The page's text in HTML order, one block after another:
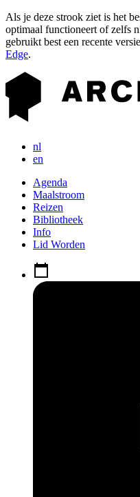
Als je deze strook ziet is het
optimaal functioneert of zelfs
gebruikt best een recente
Edge.
nl
en
Agenda
Maalstroom
Reizen
Bibliotheek
Info
Lid Worden